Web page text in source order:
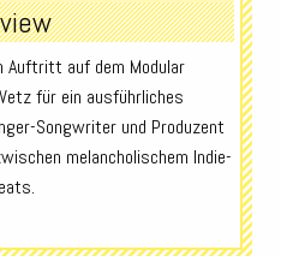
Auftritt auf dem Modular
für ein ausführliches
Songwriter und Produzent
melancholischem Indie-